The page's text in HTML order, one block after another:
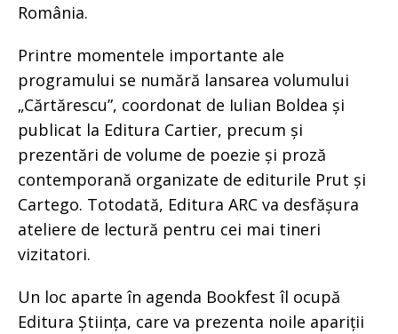
România.
Printre momentele importante ale
programului se numără lansarea volumului
„Cărtărescu”, coordonat de Iulian Boldea și
publicat la Editura Cartier, precum și
prezentări de volume de poezie și proză
contemporană organizate de editurile Prut și
Cartego. Totodată, Editura ARC va desfășura
ateliere de lectură pentru cei mai tineri
vizitatori.
Un loc aparte în agenda Bookfest îl ocupă
Editura Știința, care va prezenta noile apariții